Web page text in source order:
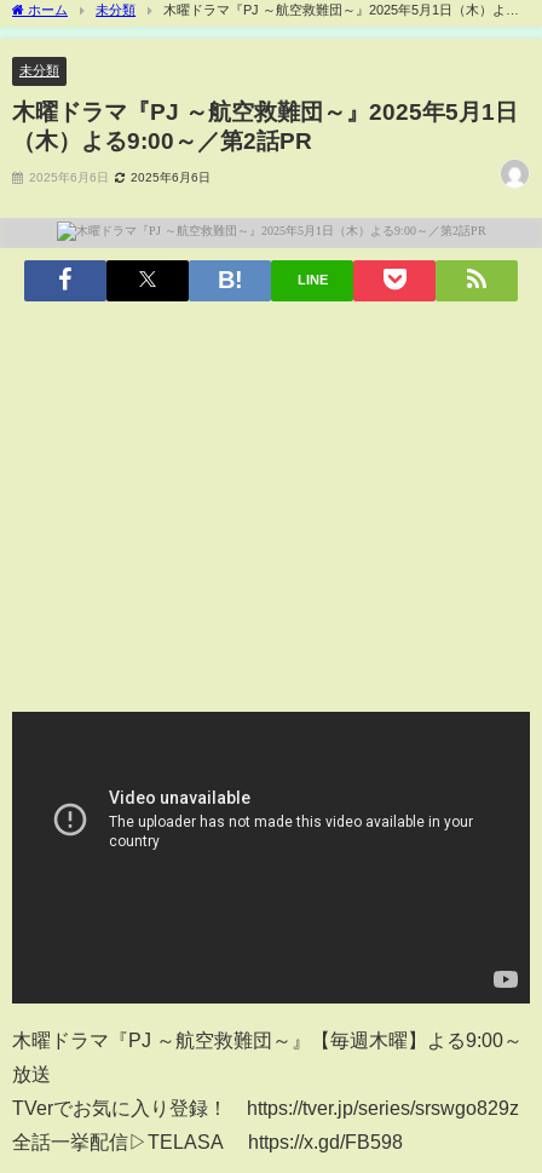
ホーム 未分類
木曜ドラマ『PJ ～航空救難団～』2025年5月1日（木）よる
9:00～／第2話PR
未分類
木曜ドラマ『PJ ～航空救難団～』2025年5月1日
（木）よる9:00～／第2話PR
2025年6月6日 2025年6月6日
LINE
木曜ドラマ『PJ ～航空救難団～』【毎週木曜】よる9:00～
放送
TVerでお気に入り登録！ https://tver.jp/series/srswgo829z
全話一挙配信▷TELASA https://x.gd/FB598